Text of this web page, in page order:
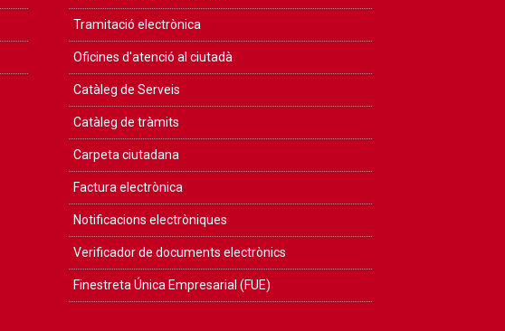
Tramitació electrònica
Oficines d'atenció al ciutadà
Catàleg de Serveis
Catàleg de tràmits
Carpeta ciutadana
Factura electrònica
Notificacions electròniques
Verificador de documents electrònics
Finestreta Única Empresarial (FUE)